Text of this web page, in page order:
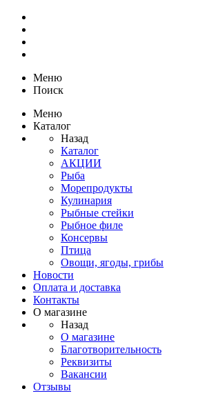
Меню
Поиск
Меню
Каталог
Назад
Каталог
АКЦИИ
Рыба
Морепродукты
Кулинария
Рыбные стейки
Рыбное филе
Консервы
Птица
Овощи, ягоды, грибы
Новости
Оплата и доставка
Контакты
О магазине
Назад
О магазине
Благотворительность
Реквизиты
Вакансии
Отзывы